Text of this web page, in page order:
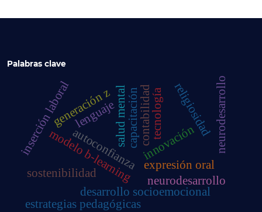
Palabras clave
modelo b-learning
tecnología
capacitacióninnovación
desarrollo socioemocional
expresión oral
autoconfianza
estrategias pedagógicas
inserción laboral neurodesarrollo
salud mental contabilidad
sostenibilidad
religiosidad
generación z
neurodesarrollo
lenguaje